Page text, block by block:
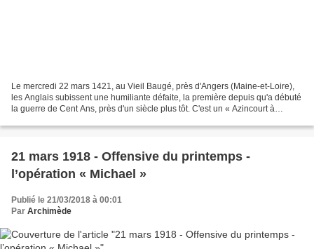
Le mercredi 22 mars 1421, au Vieil Baugé, près d'Angers (Maine-et-Loire),
les Anglais subissent une humiliante défaite, la première depuis qu'a débuté
la guerre de Cent Ans, près d'un siècle plus tôt. C'est un « Azincourt à
21 mars 1918 - Offensive du printemps -
l’opération « Michael »
Publié le 21/03/2018 à 00:01
Par Archimède